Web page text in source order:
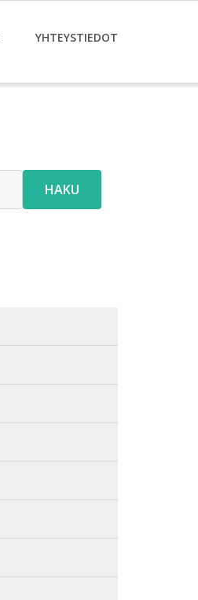
YHTEYSTIEDOT
HAKU